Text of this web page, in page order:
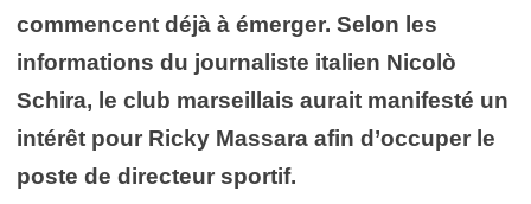
commencent déjà à émerger. Selon les
informations du journaliste italien Nicolò
Schira, le club marseillais aurait manifesté un
intérêt pour Ricky Massara afin d’occuper le
poste de directeur sportif.